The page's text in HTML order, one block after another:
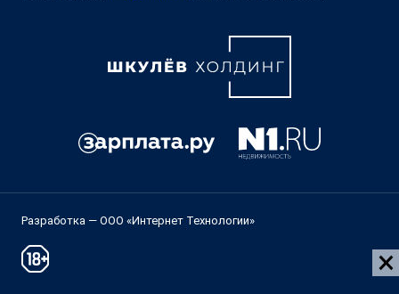
Разработка — ООО «Интернет Технологии»